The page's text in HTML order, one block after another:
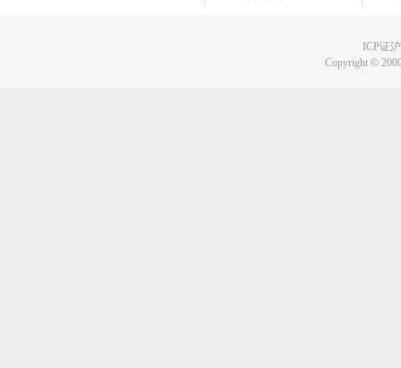
ICP证
Copyright©